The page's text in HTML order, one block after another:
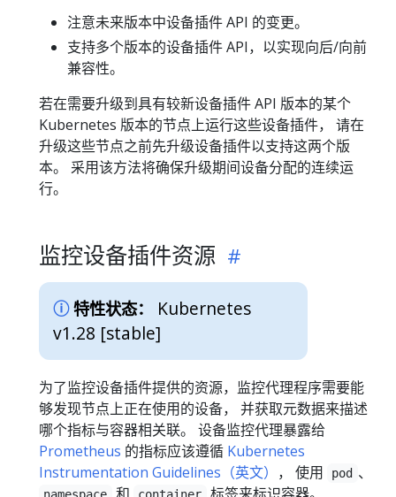
注意未来版本中设备插件 API 的变更。
支持多个版本的设备插件 API，以实现向后/向前
兼容性。
若在需要升级到具有较新设备插件 API 版本的某个
Kubernetes 版本的节点上运行这些设备插件， 请在
升级这些节点之前先升级设备插件以支持这两个版
本。 采用该方法将确保升级期间设备分配的连续运
行。
监控设备插件资源
特性状态：
Kubernetes
v1.28 [stable]
为了监控设备插件提供的资源，监控代理程序需要能
够发现节点上正在使用的设备， 并获取元数据来描述
哪个指标与容器相关联。 设备监控代理暴露给
Prometheus 的指标应该遵循 Kubernetes
Instrumentation Guidelines（英文） ， 使用 pod 、